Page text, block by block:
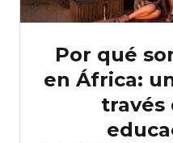
Por qué
en África:
través